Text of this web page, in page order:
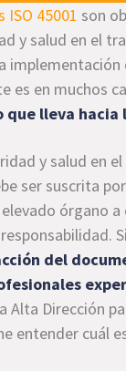
45001 son
y salud en el
es en muchos
que lleva
y salud en
ser suscrita
órgano a
del
Alta Dirección
entender cuál